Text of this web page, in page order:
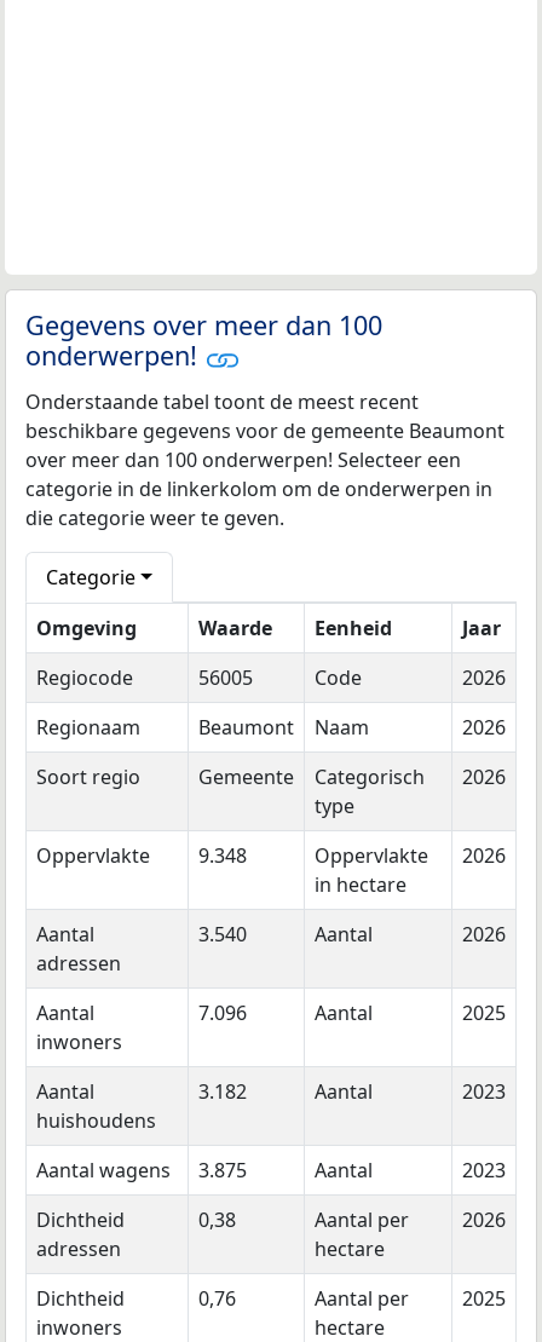
Gegevens over meer dan 100
onderwerpen!
Onderstaande tabel toont de meest recent
beschikbare gegevens voor de gemeente Beaumont
over meer dan 100 onderwerpen! Selecteer een
categorie in de linkerkolom om de onderwerpen in
die categorie weer te geven.
Categorie
Omgeving
Waarde Eenheid
Jaar
Regiocode
56005 Code
2026
Regionaam
Beaumont Naam
2026
Soort regio
Gemeente
Categorisch
type
2026
Oppervlakte 9.348
Oppervlakte
in hectare
2026
Aantal
adressen
3.540 Aantal 2026
Aantal
inwoners
7.096 Aantal 2025
Aantal
huishoudens
3.182 Aantal 2023
Aantal wagens 3.875 Aantal
2023
Dichtheid
adressen
0,38
Aantal per
hectare
2026
Dichtheid
inwoners
0,76
Aantal per
hectare
2025